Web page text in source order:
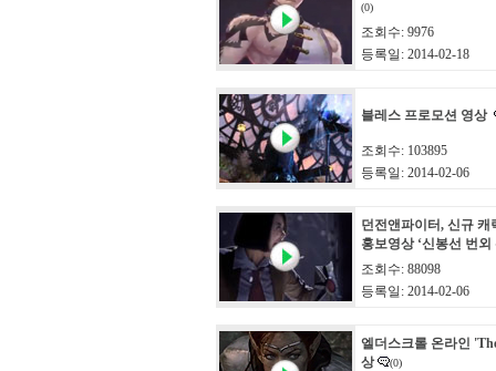
(0)
조회수: 9976
등록일: 2014-02-18
블레스 프로모션 영상
조회수: 103895
등록일: 2014-02-06
던전앤파이터, 신규 캐
홍보영상 ‘신봉선 번외
조회수: 88098
등록일: 2014-02-06
엘더스크롤 온라인
상
(0)